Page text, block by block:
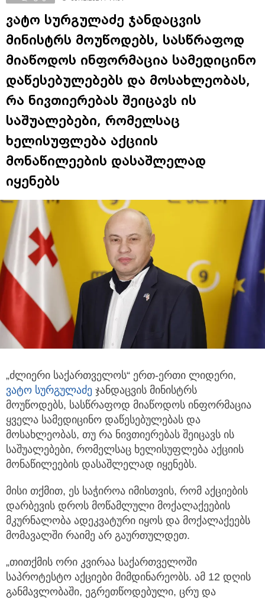
ვატო სურგულაძე ჯანდაცვის
მინისტრს მოუწოდებს, სასწრაფოდ
მიაწოდოს ინფორმაცია სამედიცინო
დაწესებულებებს და მოსახლეობას,
რა ნივთიერებას შეიცავს ის
საშუალებები, რომელსაც
ხელისუფლება აქციის
მონაწილეების დასაშლელად
იყენებს
„ძლიერი საქართველოს“ ერთ-ერთი ლიდერი,
ვატო სურგულაძე ჯანდაცვის მინისტრს
მოუწოდებს, სასწრაფოდ მიაწოდოს ინფორმაცია
ყველა სამედიცინო დაწესებულებას და
მოსახლეობას, თუ რა ნივთიერებას შეიცავს ის
საშუალებები, რომელსაც ხელისუფლება აქციის
მონაწილეების დასაშლელად იყენებს.
მისი თქმით, ეს საჭიროა იმისთვის, რომ აქციების
დარბევის დროს მოწამლული მოქალაქეების
მკურნალობა ადეკვატური იყოს და მოქალაქეებს
მომავალში რაიმე არ გაურთულდეთ.
„თითქმის ორი კვირაა საქართველოში
საპროტესტო აქციები მიმდინარეობს. ამ 12 დღის
განმავლობაში, ეგრეთწოდებული, ცრუ და